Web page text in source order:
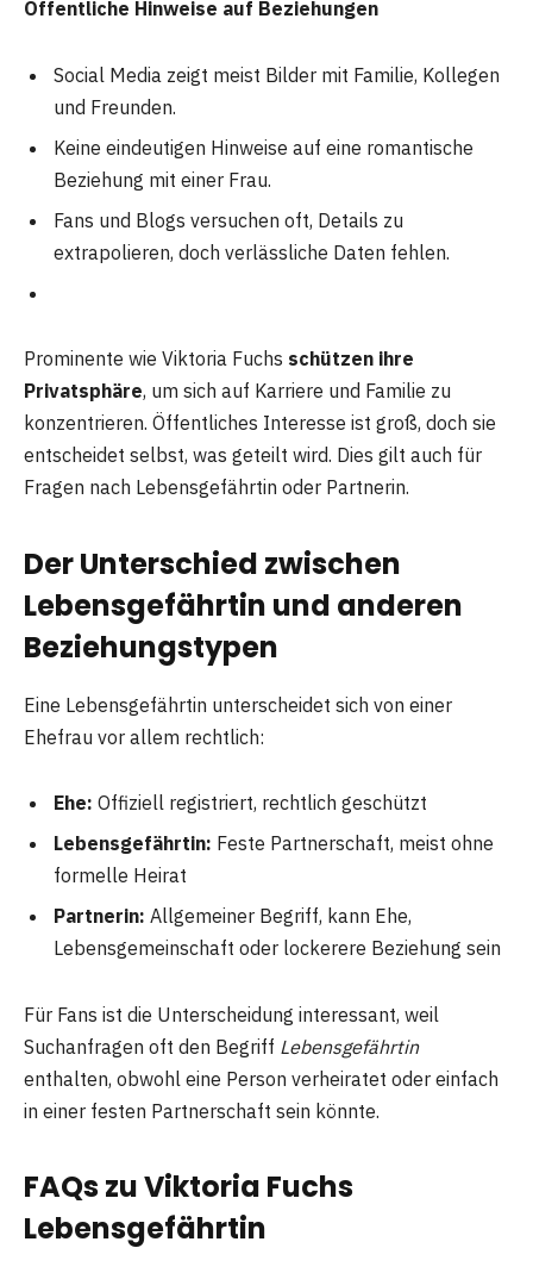
Öffentliche Hinweise auf Beziehungen
Social Media zeigt meist Bilder mit Familie, Kollegen
und Freunden.
Keine eindeutigen Hinweise auf eine romantische
Beziehung mit einer Frau.
Fans und Blogs versuchen oft, Details zu
extrapolieren, doch verlässliche Daten fehlen.
Prominente wie Viktoria Fuchs schützen ihre
Privatsphäre, um sich auf Karriere und Familie zu
konzentrieren. Öffentliches Interesse ist groß, doch sie
entscheidet selbst, was geteilt wird. Dies gilt auch für
Fragen nach Lebensgefährtin oder Partnerin.
Der Unterschied zwischen
Lebensgefährtin und anderen
Beziehungstypen
Eine Lebensgefährtin unterscheidet sich von einer
Ehefrau vor allem rechtlich:
Ehe: Offiziell registriert, rechtlich geschützt
Lebensgefährtin: Feste Partnerschaft, meist ohne
formelle Heirat
Partnerin: Allgemeiner Begriff, kann Ehe,
Lebensgemeinschaft oder lockerere Beziehung sein
Für Fans ist die Unterscheidung interessant, weil
Suchanfragen oft den Begriff Lebensgefährtin
enthalten, obwohl eine Person verheiratet oder einfach
in einer festen Partnerschaft sein könnte.
FAQs zu Viktoria Fuchs
Lebensgefährtin